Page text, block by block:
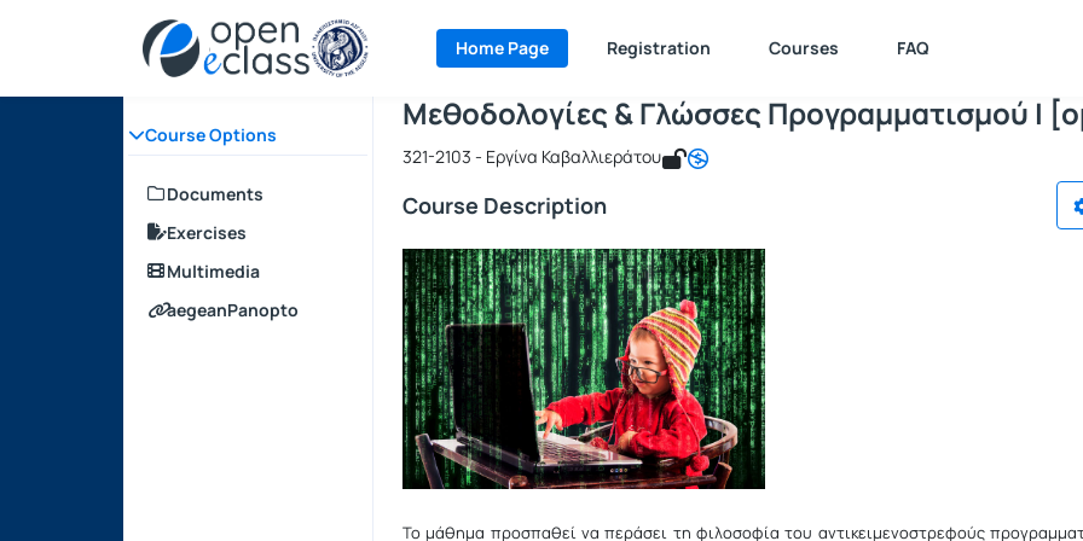
Home Page Registration Courses FAQ
Course Options
Documents
Exercises
Multimedia
aegeanPanopto
Αρχική Σελίδα Μεθοδολογίες & Γλώσσες Προγραμματισμού Ι [open]
Course : Μεθοδολογίες & Γλώσσες
Course code : ICSD128
Μεθοδολογίες & Γλώσσες Προγραμματισμού Ι
321-2103 - Εργίνα Καβαλλιεράτου
Course Description
Το μάθημα προσπαθεί να περάσει τη φιλοσοφία του αντικειμενοστρεφούς